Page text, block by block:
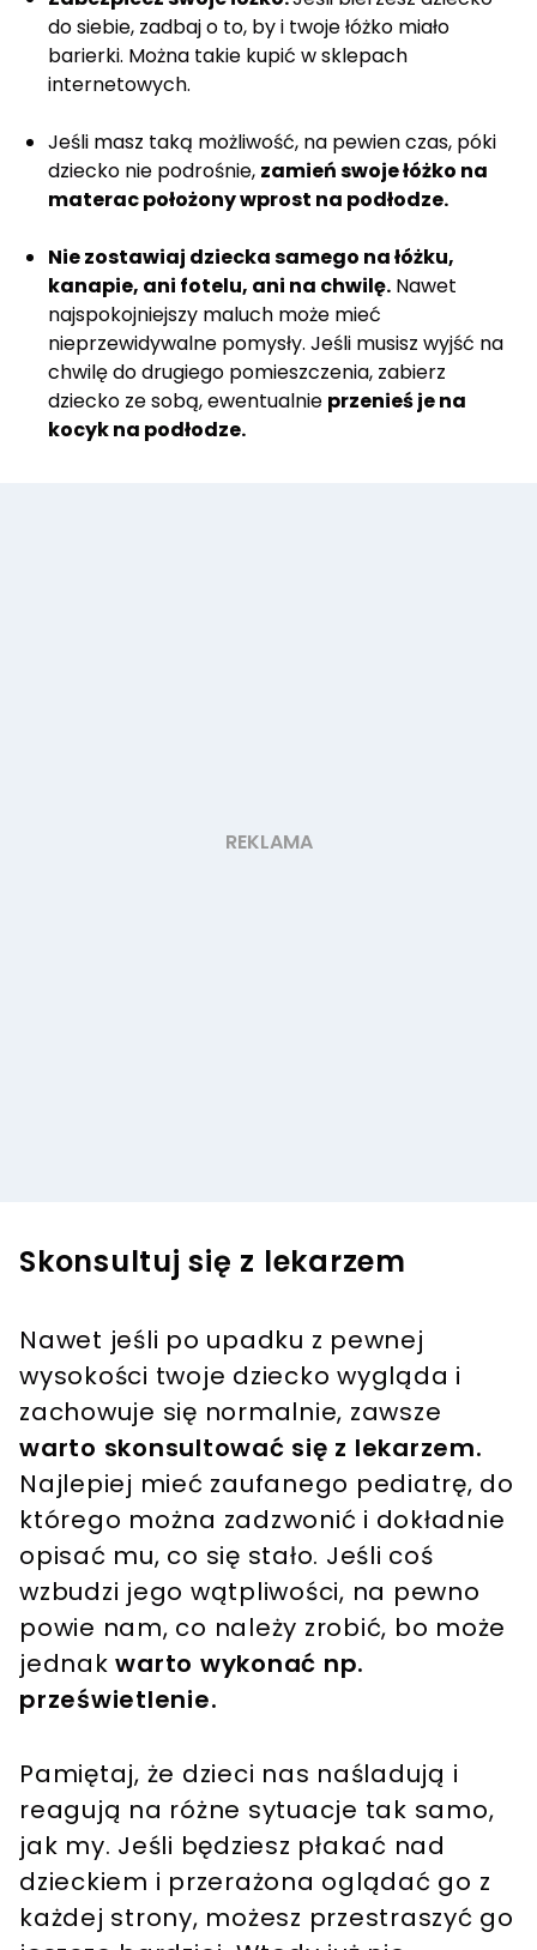
do siebie, zadbaj o to, by i twoje łóżko miało
barierki. Można takie kupić w sklepach
internetowych.
Jeśli masz taką możliwość, na pewien czas, póki
dziecko nie podrośnie, zamień swoje łóżko na
materac położony wprost na podłodze.
Nie zostawiaj dziecka samego na łóżku,
kanapie, ani fotelu, ani na chwilę. Nawet
najspokojniejszy maluch może mieć
nieprzewidywalne pomysły. Jeśli musisz wyjść na
chwilę do drugiego pomieszczenia, zabierz
dziecko ze sobą, ewentualnie przenieś je na
kocyk na podłodze.
Skonsultuj się z lekarzem
Nawet jeśli po upadku z pewnej
wysokości twoje dziecko wygląda i
zachowuje się normalnie, zawsze
warto skonsultować się z lekarzem.
Najlepiej mieć zaufanego pediatrę, do
którego można zadzwonić i dokładnie
opisać mu, co się stało. Jeśli coś
wzbudzi jego wątpliwości, na pewno
powie nam, co należy zrobić, bo może
jednakwarto wykonać np.
prześwietlenie.
Pamiętaj, że dzieci nas naśladują i
reagują na różne sytuacje tak samo,
jak my. Jeśli będziesz płakać nad
dzieckiem i przerażona oglądać go z
każdej strony, możesz przestraszyć go